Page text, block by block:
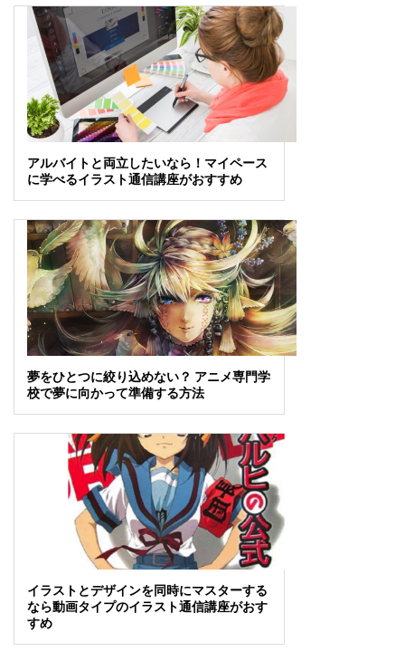
アルバイトと両立したいなら！マイペース
に学べるイラスト通信講座がおすすめ
夢をひとつに絞り込めない？ アニメ専門学
校で夢に向かって準備する方法
イラストとデザインを同時にマスターする
なら動画タイプのイラスト通信講座がおす
すめ